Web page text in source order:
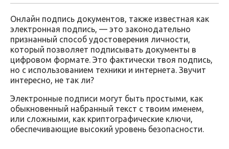
Онлайн подпись документов, также известная как
электронная подпись, — это законодательно
признанный способ удостоверения личности,
который позволяет подписывать документы в
цифровом формате. Это фактически твоя подпись,
но с использованием техники и интернета. Звучит
интересно, не так ли?
Электронные подписи могут быть простыми, как
обыкновенный набранный текст с твоим именем,
или сложными, как криптографические ключи,
обеспечивающие высокий уровень безопасности.